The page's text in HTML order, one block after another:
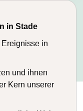
in Stade
in
und ihnen
Kern unserer